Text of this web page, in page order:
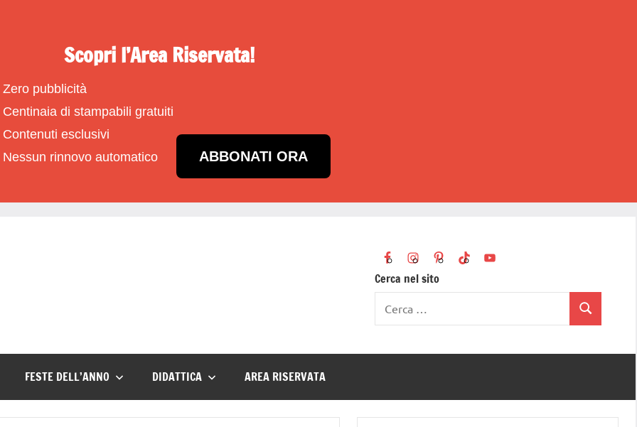
Scopri l’Area Riservata!
Zero pubblicità
Centinaia di stampabili gratuiti
Contenuti esclusivi
Nessun rinnovo automatico
ABBONATI ORA
Cerca nel sito
per:
Cerca
FESTE DELL’ANNO DIDATTICA AREA RISERVATA